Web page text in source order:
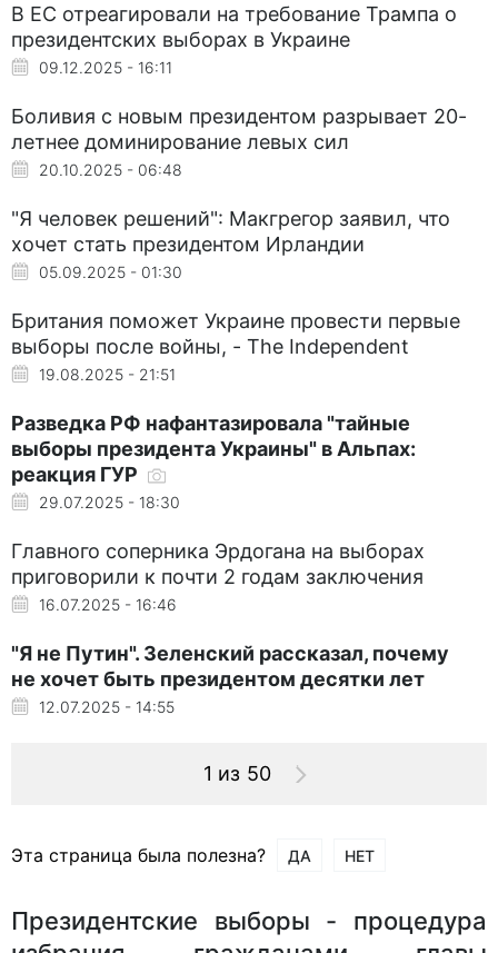
В ЕС отреагировали на требование Трампа о
президентских выборах в Украине
09.12.2025 - 16:11
Боливия с новым президентом разрывает 20-
летнее доминирование левых сил
20.10.2025 - 06:48
"Я человек решений": Макгрегор заявил, что
хочет стать президентом Ирландии
05.09.2025 - 01:30
Британия поможет Украине провести первые
выборы после войны, - The Independent
19.08.2025 - 21:51
Разведка РФ нафантазировала "тайные
выборы президента Украины" в Альпах:
реакция ГУР
29.07.2025 - 18:30
Главного соперника Эрдогана на выборах
приговорили к почти 2 годам заключения
16.07.2025 - 16:46
"Я не Путин". Зеленский рассказал, почему
не хочет быть президентом десятки лет
12.07.2025 - 14:55
1 из 50
Эта страница была полезна? ДА НЕТ
Президентские выборы - процедура